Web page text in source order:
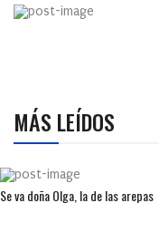
MÁS LEÍDOS
Se va doña Olga, la de las arepas